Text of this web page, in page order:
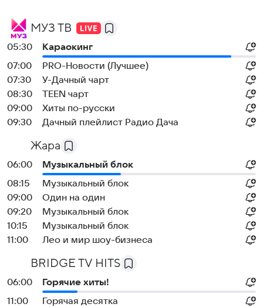
МУЗ ТВ
05:30
Караокинг
07:00
PRO-Новости (Лучшее)
07:30
У-Дачный чарт
08:30
TEEN чарт
09:00
Хиты по-русски
09:30
Дачный плейлист Радио Дача
Жара
06:00
Музыкальный блок
08:15
Музыкальный блок
09:00
Один на один
09:20
Музыкальный блок
10:15
Музыкальный блок
11:00
Лео и мир шоу-бизнеса
BRIDGE TV HITS
06:00
Горячие хиты!
11:00
Горячая десятка